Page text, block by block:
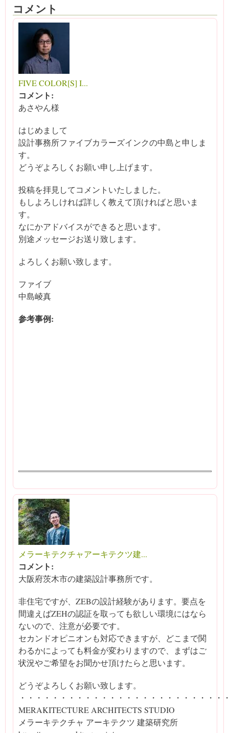
コメント
FIVE COLOR[S] I...
コメント:
あさやん様
はじめまして
設計事務所ファイブカラーズインクの中島と申しま
す。
どうぞよろしくお願い申し上げます。
投稿を拝見してコメントいたしました。
もしよろしければ詳しく教えて頂ければと思いま
す。
なにかアドバイスができると思います。
別途メッセージお送り致します。
よろしくお願い致します。
ファイブ
中島崚真
参考事例:
メラーキテクチャアーキテクツ建...
コメント:
大阪府茨木市の建築設計事務所です。
非住宅ですが、ZEBの設計経験があります。要点を
間違えばZEHの認証を取っても欲しい環境にはなら
ないので、注意が必要です。
セカンドオピニオンも対応できますが、どこまで関
わるかによっても料金が変わりますので、まずはご
状況やご希望をお聞かせ頂けたらと思います。
どうぞよろしくお願い致します。
・・・・・・・・・・・・・・・・・・・・・・・・・
MERAKITECTURE ARCHITECTS STUDIO
メラーキテクチャ アーキテクツ 建築研究所